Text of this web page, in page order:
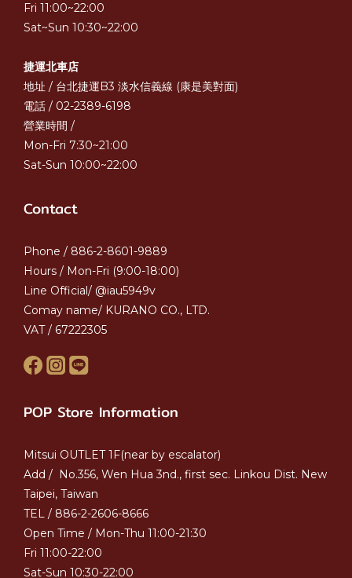
Fri 11:00~22:00
Sat~Sun 10:30~22:00
捷運北車店
地址 / 台北捷運B3 淡水信義線 (康是美對面)
電話 / 02-2389-6198
營業時間 /
Mon-Fri 7:30~21:00
Sat-Sun 10:00~22:00
Contact
Phone / 886-2-8601-9889
Hours / Mon-Fri (9:00-18:00)
Line Official/ @iau5949v
Comay name/ KURANO CO., LTD.
VAT / 67222305
POP Store Information
Mitsui OUTLET 1F(near by escalator)
Add / No.356, Wen Hua 3nd., first sec. Linkou Dist. New
Taipei, Taiwan
TEL / 886-2-2606-8666
Open Time / Mon-Thu 11:00-21:30
Fri 11:00-22:00
Sat-Sun 10:30-22:00